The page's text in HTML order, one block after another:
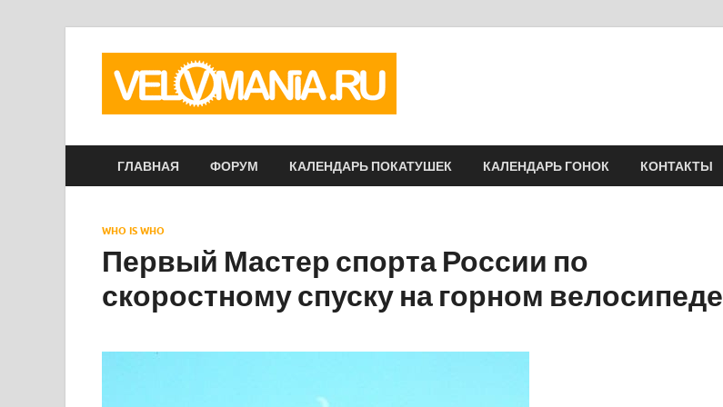
ГЛАВНАЯ ФОРУМ КАЛЕНДАРЬ ПОКАТУШЕК КАЛЕНДАРЬ ГОНОК КОНТАКТЫ
WHO IS WHO
Первый Мастер спорта России по
скоростному спуску на горном велосипеде